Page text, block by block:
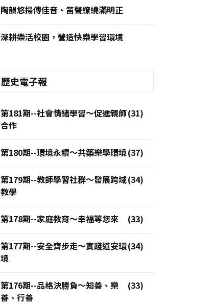
陶韻悠揚傳佳音、笛聲繚繞滿明正
深耕樂活校園，營造快樂學習環境
歷史電子報
第181期--社會情緒學習～促進親師
合作
第180期--環境永續～共築樂學環境
第179期--教師學習社群～發展跨域
教學
第178期--家庭教育～幸福等您來
第177期--安全齊步走～實踐道安環
境
第176期--品格決勝負～知善、樂
善、行善